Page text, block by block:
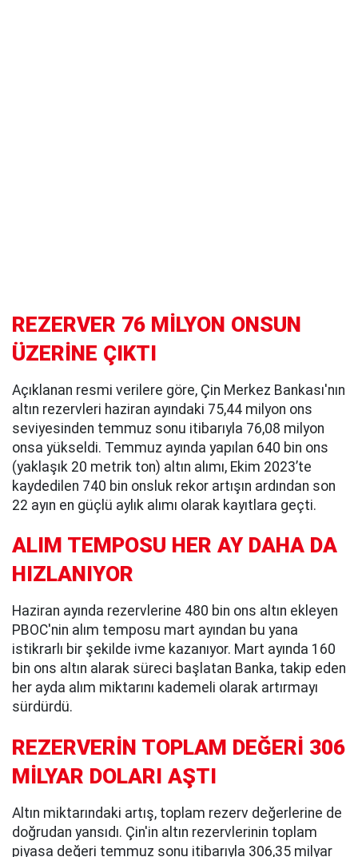
REZERVER 76 MİLYON ONSUN
ÜZERİNE ÇIKTI
Açıklanan resmi verilere göre, Çin Merkez Bankası'nın
altın rezervleri haziran ayındaki 75,44 milyon ons
seviyesinden temmuz sonu itibarıyla 76,08 milyon
onsa yükseldi. Temmuz ayında yapılan 640 bin ons
(yaklaşık 20 metrik ton) altın alımı, Ekim 2023’te
kaydedilen 740 bin onsluk rekor artışın ardından son
22 ayın en güçlü aylık alımı olarak kayıtlara geçti.
ALIM TEMPOSU HER AY DAHA DA
HIZLANIYOR
Haziran ayında rezervlerine 480 bin ons altın ekleyen
PBOC'nin alım temposu mart ayından bu yana
istikrarlı bir şekilde ivme kazanıyor. Mart ayında 160
bin ons altın alarak süreci başlatan Banka, takip eden
her ayda alım miktarını kademeli olarak artırmayı
sürdürdü.
REZERVERİN TOPLAM DEĞERİ 306
MİLYAR DOLARI AŞTI
Altın miktarındaki artış, toplam rezerv değerlerine de
doğrudan yansıdı. Çin'in altın rezervlerinin toplam
piyasa değeri temmuz sonu itibarıyla 306,35 milyar